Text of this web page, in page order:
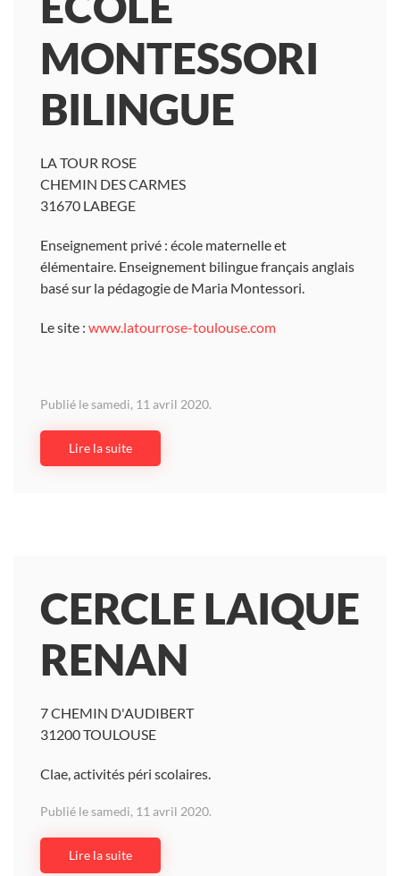
MONTESSORI
BILINGUE
LA TOUR ROSE
CHEMIN DES CARMES
31670 LABEGE
Enseignement privé : école maternelle et
élémentaire. Enseignement bilingue français anglais
basé sur la pédagogie de Maria Montessori.
Le site : www.latourrose-toulouse.com
Publié le samedi, 11 avril 2020.
Lire la suite
CERCLE LAIQUE
RENAN
7 CHEMIN D'AUDIBERT
31200 TOULOUSE
Clae, activités péri scolaires.
Publié le samedi, 11 avril 2020.
Lire la suite